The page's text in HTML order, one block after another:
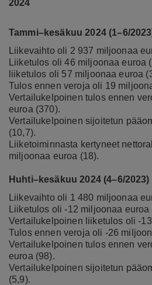
2024
Tammi–kesäkuu 2024 (1–6/
Liikevaihto oli 2 937 miljoonaa
Liiketulos oli 46 miljoonaa euroa
liiketulos oli 57 miljoonaa euroa
Tulos ennen veroja oli 19
Vertailukelpoinen tulos ennen
euroa (370).
Vertailukelpoinen sijoitetun
(10,7).
Liiketoiminnasta kertyneet
miljoonaa euroa (18).
Huhti–kesäkuu 2024 (4–6/2023)
Liikevaihto oli 1 480 miljoonaa
Liiketulos oli -12 miljoonaa euroa
Vertailukelpoinen liiketulos oli -
Tulos ennen veroja oli -26
Vertailukelpoinen tulos ennen
euroa (98).
Vertailukelpoinen sijoitetun
(5,9).